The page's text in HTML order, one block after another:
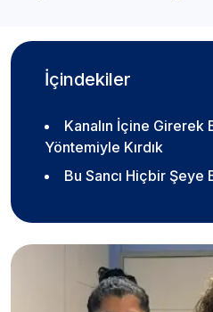
İçindekiler
Kanalın İçine Girerek
Yöntemiyle Kırdık
Bu Sancı Hiçbir Şeye